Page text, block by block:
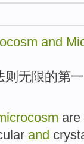
and
则 无限的第一
are
and